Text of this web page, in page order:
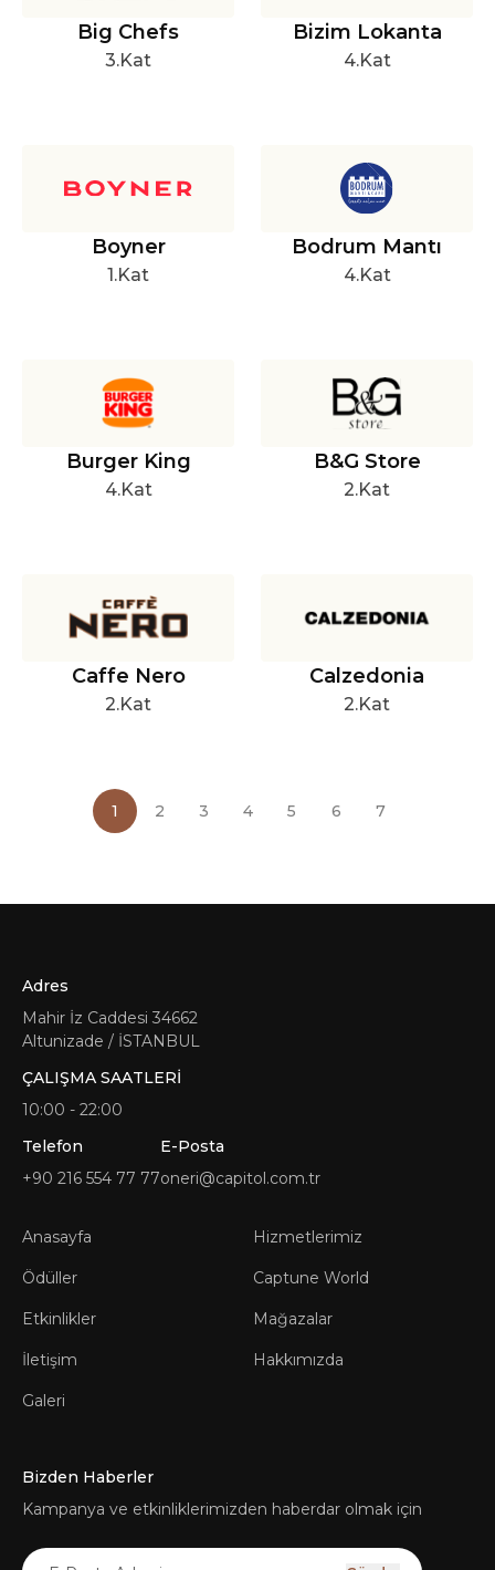
Big Chefs
3.Kat
Bizim Lokanta
4.Kat
Boyner
1.Kat
Bodrum Mantı
4.Kat
Burger King
4.Kat
B&G Store
2.Kat
Caffe Nero
2.Kat
Calzedonia
2.Kat
1 2 3 4 5 6 7
Adres
Mahir İz Caddesi 34662
Altunizade / İSTANBUL
ÇALIŞMA SAATLERİ
10:00 - 22:00
Telefon
+90 216 554 77 77
E-Posta
oneri@capitol.com.tr
Anasayfa
Ödüller
Etkinlikler
İletişim
Galeri
Hizmetlerimiz
Captune World
Mağazalar
Hakkımızda
Bizden Haberler
Kampanya ve etkinliklerimizden haberdar olmak için